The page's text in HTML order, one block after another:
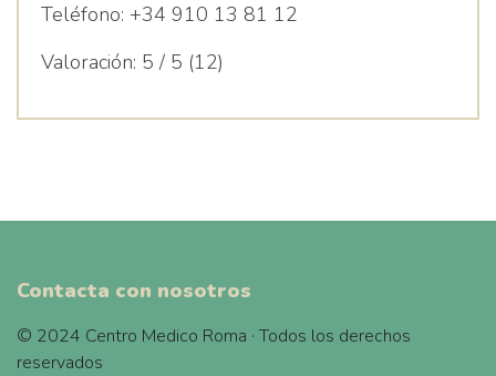
Teléfono: +34 910 13 81 12
Valoración: 5 / 5 (12)
Contacta con nosotros
© 2024 Centro Medico Roma · Todos los derechos
reservados